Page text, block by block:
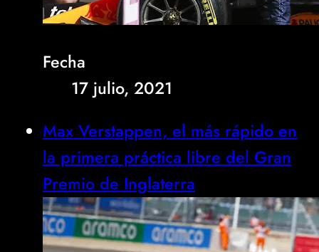
Fecha
17 julio, 2021
Max Verstappen, el más rápido en
la primera práctica libre del Gran
Premio de Inglaterra